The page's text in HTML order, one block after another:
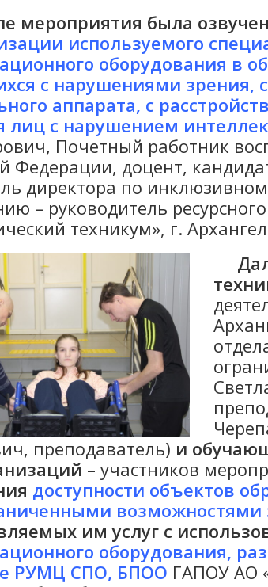
мероприятия была
используемого
оборудования в
с нарушениями зрения,
аппарата, с
лиц с нарушением
Почетный работник
Федерации, доцент,
директора по
– руководитель
техникум», г.
преподаватель) и
– участников
доступности объектов
им услуг с
оборудования,
РУМЦ СПО, БПОО ГАПОУ АО